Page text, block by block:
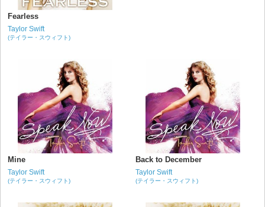
Fearless
Taylor Swift
(テイラー・スウィフト)
Mine
Taylor Swift
(テイラー・スウィフト)
Back to December
Taylor Swift
(テイラー・スウィフト)